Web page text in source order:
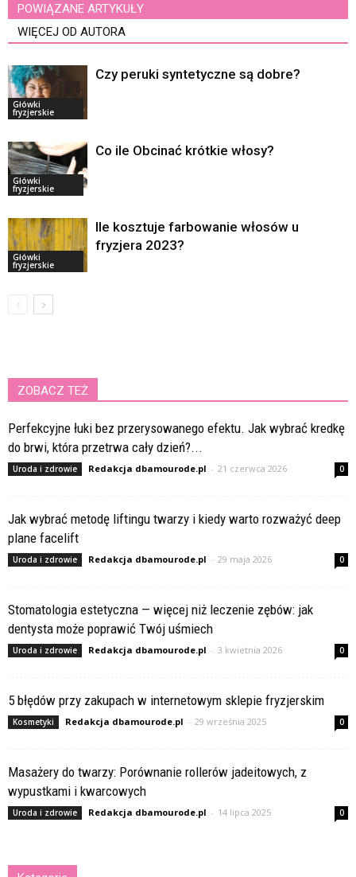
POWIĄZANE ARTYKUŁY
WIĘCEJ OD AUTORA
Główki
fryzjerskie
Czy peruki syntetyczne są dobre?
Główki
fryzjerskie
Co ile Obcinać krótkie włosy?
Główki
fryzjerskie
Ile kosztuje farbowanie włosów u
fryzjera 2023?
ZOBACZ TEŻ
Perfekcyjne łuki bez przerysowanego efektu. Jak wybrać kredkę
do brwi, która przetrwa cały dzień?...
Uroda i zdrowie Redakcja dbamourode.pl - 21 czerwca 2026 0
Jak wybrać metodę liftingu twarzy i kiedy warto rozważyć deep
plane facelift
Uroda i zdrowie Redakcja dbamourode.pl - 29 maja 2026 0
Stomatologia estetyczna — więcej niż leczenie zębów: jak
dentysta może poprawić Twój uśmiech
Uroda i zdrowie Redakcja dbamourode.pl - 3 kwietnia 2026 0
5 błędów przy zakupach w internetowym sklepie fryzjerskim
Kosmetyki Redakcja dbamourode.pl - 29 września 2025 0
Masażery do twarzy: Porównanie rollerów jadeitowych, z
wypustkami i kwarcowych
Uroda i zdrowie Redakcja dbamourode.pl - 14 lipca 2025 0